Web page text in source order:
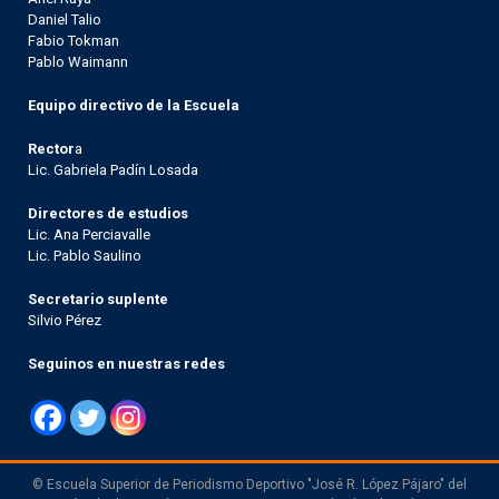
Daniel Talio
Fabio Tokman
Pablo Waimann
Equipo directivo de la Escuela
Rectora
Lic. Gabriela Padín Losada
Directores de estudios
Lic. Ana Perciavalle
Lic. Pablo Saulino
Secretario suplente
Silvio Pérez
Seguinos en nuestras redes
© Escuela Superior de Periodismo Deportivo "José R. López Pájaro" del